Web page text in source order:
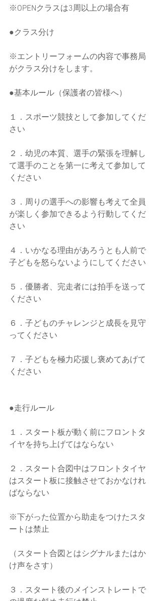
※OPENクラスは3周以上の場合有
●クラス分け
※エントリーフォームの内容で事務局
がクラス分けをします。
●基本ルール（保護者の皆様へ）
１．スポーツ競技として参加してくだ
さい
２．幼児の本質、選手の緊張を理解し
て選手のことを第一に考えて参加して
ください
３．周りの選手への影響も考えて全員
が楽しく参加できるよう行動してくだ
さい
４．いかなる理由があろうとも人前で
子どもを怒らないようにしてください
５．優勝者、完走者には拍手を送って
ください
６．子どものチャレンジと成長を見守
ってください
７．子どもを極力応援し褒めてあげて
ください
●走行ルール
１．スタート板が動く前にフロントタ
イヤを持ち上げてはならない
２．スタート合図中はフロントタイヤ
はスタート板に接触させておかなけれ
ばならない
※下がった位置から助走をつけたスタ
ートは禁止
（スタート合図とはシグナルまたはか
け声をさす）
３．スタート後のメインストレートで